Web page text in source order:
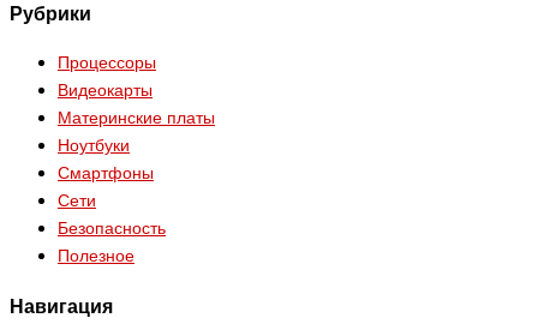
Рубрики
Процессоры
Видеокарты
Материнские платы
Ноутбуки
Смартфоны
Сети
Безопасность
Полезное
Навигация